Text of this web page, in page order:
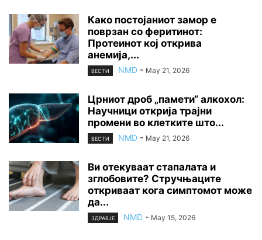
Како постојаниот замор е
поврзан со феритинот:
Протеинот кој открива
анемија,...
ВЕСТИ NMD - May 21, 2026
Црниот дроб „памети“ алкохол:
Научници открија трајни
промени во клетките што...
ВЕСТИ NMD - May 21, 2026
Ви отекуваат стапалата и
зглобовите? Стручњаците
откриваат кога симптомот може
да...
ЗДРАВЈЕ NMD - May 15, 2026